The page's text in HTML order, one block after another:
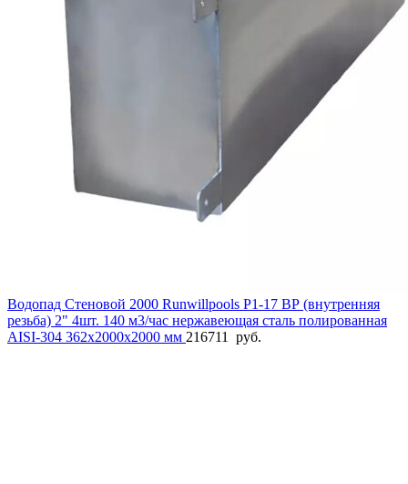
Водопад Стеновой 2000 Runwillpools Р1-17 ВР (внутренняя
резьба) 2" 4шт. 140 м3/час нержавеющая сталь полированная
AISI-304 362х2000х2000 мм 216711 руб.